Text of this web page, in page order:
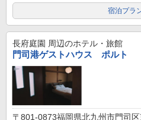
宿泊プラ
長府庭園 周辺のホテル・旅館
門司港ゲストハウス ポルト
〒801-0873福岡県北九州市門司